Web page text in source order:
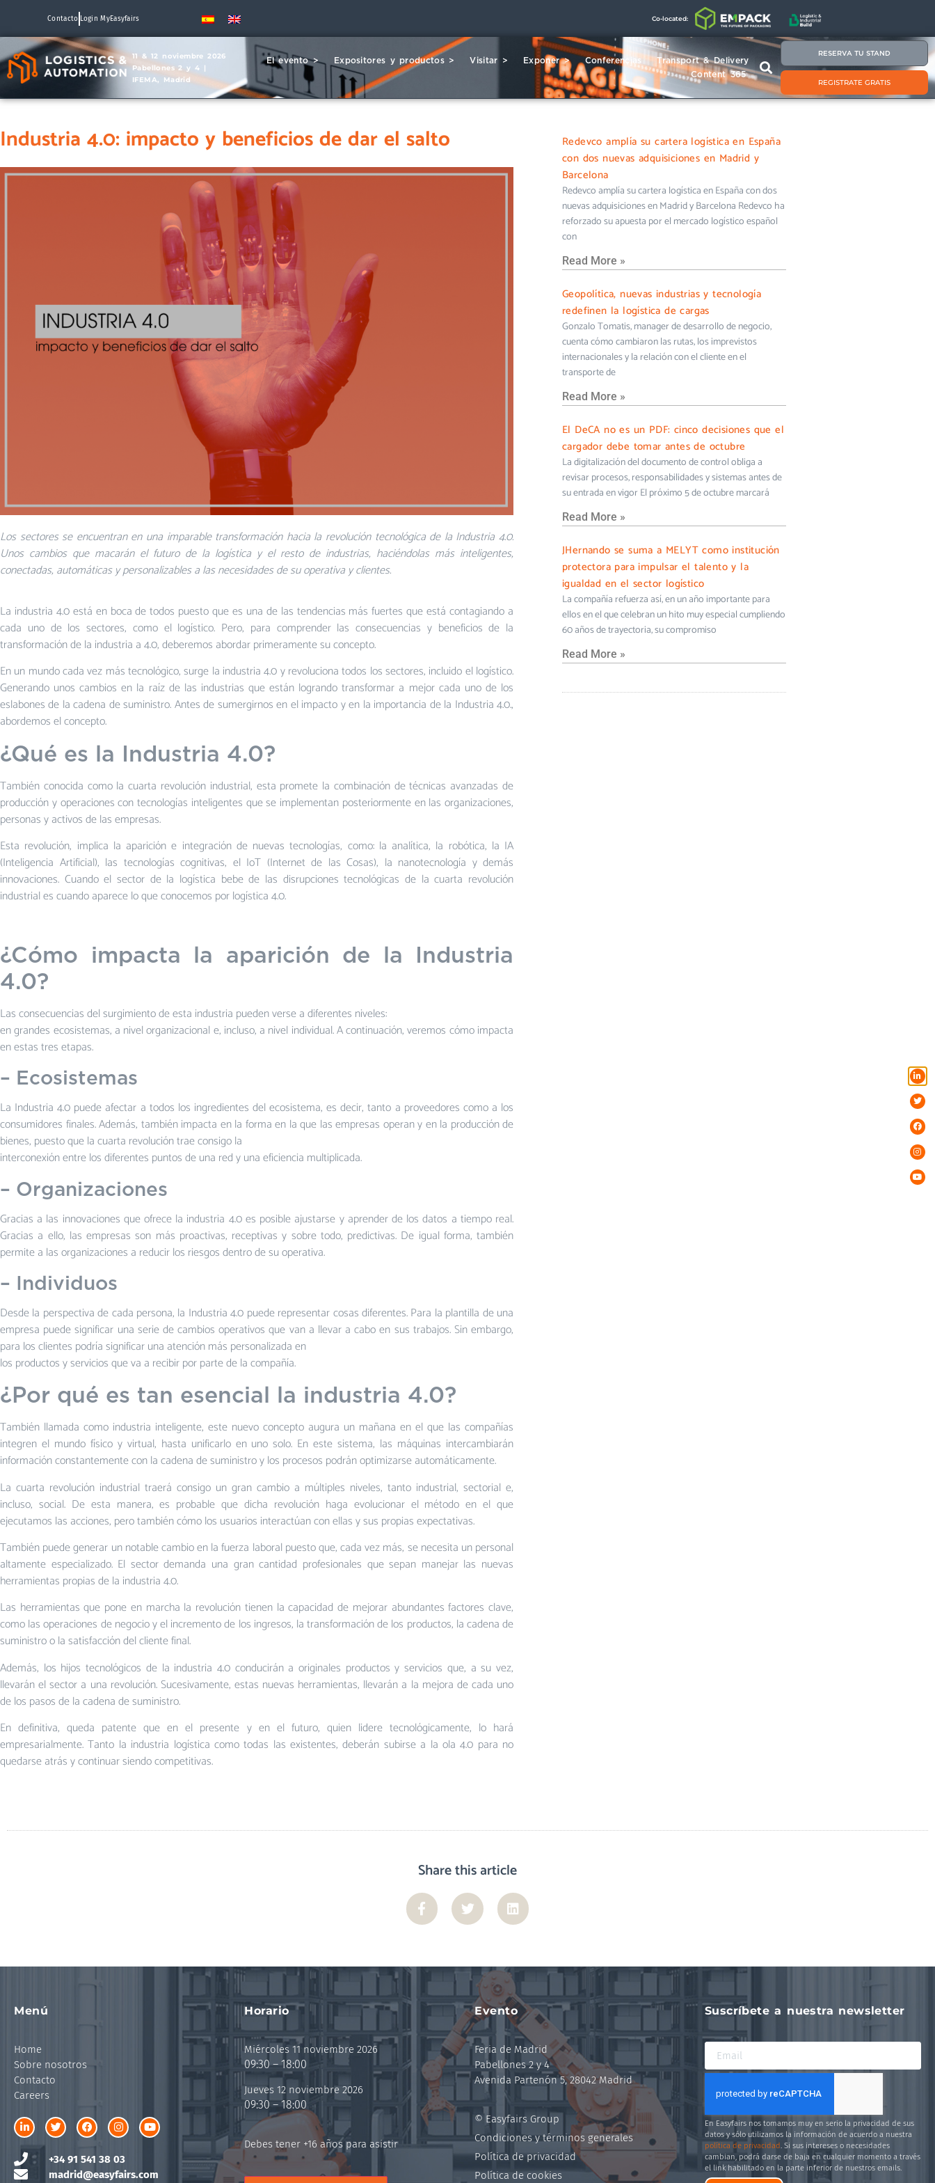
Contacto Login MyEasyfairs Co-located:
11 & 12 noviembre 2026
Pabellones 2 y 4 |
IFEMA, Madrid
El evento > Expositores y productos > Visitar > Exponer > Conferencias
Transport & Delivery
Content 365
RESERVA TU STAND
REGISTRATE GRATIS
Industria 4.0: impacto y beneficios de dar el salto
Los sectores se encuentran en una imparable transformación hacia la revolución tecnológica de la Industria 4.0.
Unos cambios que macarán el futuro de la logística y el resto de industrias, haciéndolas más inteligentes,
conectadas, automáticas y personalizables a las necesidades de suoperativa y clientes.
La industria 4.0 está en boca de todos puesto que es una de las tendencias más fuertes que está contagiando a
cada uno de los sectores, como el logístico. Pero, para comprender las consecuencias y beneficios de la
transformación de la industria a 4.0, deberemos abordar primeramente su concepto.
En un mundo cada vez más tecnológico, surge la industria 4.0 y revoluciona todos los sectores, incluido el logístico.
Generando unos cambios en la raíz de las industrias que están logrando transformar a mejor cada uno de los
eslabones de la cadena de suministro. Antes de sumergirnos en el impacto y en la importancia de la Industria 4.0.,
abordemos el concepto.
¿Qué es la Industria 4.0?
También conocida como la cuarta revolución industrial, esta promete la combinación de técnicas avanzadas de
producción y operaciones con tecnologías inteligentes que se implementan posteriormente en las organizaciones,
personas y activos de las empresas.
Esta revolución, implica la aparición e integración de nuevas tecnologías, como: la analítica, la robótica, la IA
(Inteligencia Artificial), las tecnologías cognitivas, el IoT (Internet de las Cosas), la nanotecnología y demás
innovaciones. Cuando el sector de la logística bebe de las disrupciones tecnológicas de la cuarta revolución
industrial es cuando aparece lo que conocemos por logística 4.0.
¿Cómo impacta la aparición de la Industria
4.0?
Las consecuencias del surgimiento de esta industria pueden verse a diferentes niveles:
en grandes ecosistemas, a nivel organizacional e, incluso, a nivel individual. A continuación, veremos cómo impacta
en estas tres etapas.
– Ecosistemas
La Industria 4.0 puede afectar a todos los ingredientes del ecosistema, es decir, tanto a proveedores como a los
consumidores finales. Además, también impacta en la forma en la que las empresas operan y en la producción de
bienes, puesto que la cuarta revolución trae consigo la
interconexión entre los diferentes puntos de una red y una eficiencia multiplicada.
– Organizaciones
Gracias a las innovaciones que ofrece la industria 4.0 es posible ajustarse y aprender de los datos a tiempo real.
Gracias a ello, las empresas son más proactivas, receptivas y sobre todo, predictivas. De igual forma, también
permite a las organizaciones a reducir los riesgos dentro de su operativa.
– Individuos
Desde la perspectiva de cada persona, la Industria 4.0 puede representar cosas diferentes. Para la plantilla de una
empresa puede significar una serie de cambios operativos que van a llevar a cabo en sus trabajos. Sin embargo,
para los clientes podría significar una atención más personalizada en
los productos y servicios que va a recibir por parte de la compañía.
¿Por qué es tan esencial la industria 4.0?
También llamada como industria inteligente, este nuevo concepto augura un mañana en el que las compañías
integren el mundo físico y virtual, hasta unificarlo en uno solo. En este sistema, las máquinas intercambiarán
información constantemente con la cadena de suministro y los procesos podrán optimizarse automáticamente.
La cuarta revolución industrial traerá consigo un gran cambio a múltiples niveles, tanto industrial, sectorial e,
incluso, social. De esta manera, es probable que dicha revolución haga evolucionar el método en el que
ejecutamos las acciones, pero también cómo los usuarios interactúan con ellas y sus propias expectativas.
También puede generar un notable cambio en la fuerza laboral puesto que, cada vez más, se necesita un personal
altamente especializado. El sector demanda una gran cantidad profesionales que sepan manejar las nuevas
herramientas propias de la industria 4.0.
Las herramientas que pone en marcha la revolución tienen la capacidad de mejorar abundantes factores clave,
como las operaciones de negocio y el incremento de los ingresos, la transformación de los productos, la cadena de
suministro o la satisfacción del cliente final.
Además, los hijos tecnológicos de la industria 4.0 conducirán a originales productos y servicios que, a su vez,
llevarán el sector a una revolución. Sucesivamente, estas nuevas herramientas, llevarán a la mejora de cada uno
de los pasos de la cadena de suministro.
En definitiva, queda patente que en el presente y en el futuro, quien lidere tecnológicamente, lo hará
empresarialmente. Tanto la industria logística como todas las existentes, deberán subirse a la ola 4.0 para no
quedarse atrás y continuar siendo competitivas.
Redevco amplía su cartera logística en España
con dos nuevas adquisiciones en Madrid y
Barcelona
Redevco amplía su cartera logística en España con dos
nuevas adquisiciones en Madrid y Barcelona Redevco ha
reforzado su apuesta por el mercado logístico español
con
Read More »
Geopolítica, nuevas industrias y tecnología
redefinen la logística de cargas
Gonzalo Tomatis, manager de desarrollo de negocio,
cuenta cómo cambiaron las rutas, los imprevistos
internacionales y la relación con el cliente en el
transporte de
Read More »
El DeCA no es un PDF: cinco decisiones que el
cargador debe tomar antes de octubre
La digitalización del documento de control obliga a
revisar procesos, responsabilidades y sistemas antes de
su entrada en vigor El próximo 5 de octubre marcará
Read More »
JHernando se suma a MELYT como institución
protectora para impulsar el talento y la
igualdad en el sector logístico
La compañía refuerza así, en un año importante para
ellos en el que celebran un hito muy especial cumpliendo
60 años de trayectoria, su compromiso
Read More »
Share this article
Menú
Home
Sobre nosotros
Contacto
Careers
+34 91 541 38 03
madrid@easyfairs.com
Horario
Miércoles 11 noviembre 2026
09:30 – 18:00
Jueves 12 noviembre 2026
09:30 – 18:00
Debes tener +16 años para asistir
Evento
Feria de Madrid
Pabellones 2 y 4
Avenida Partenón 5, 28042 Madrid
© Easyfairs Group
Condiciones y términos generales
Política de privacidad
Política de cookies
Suscríbete a nuestra newsletter
En Easyfairs nos tomamos muy en serio la privacidad de sus
datos y sólo utilizamos la información de acuerdo a nuestra
política de privacidad. Si sus intereses o necesidades
cambian, podrá darse de baja en cualquier momento a través
el link habilitado en la parte inferior de nuestros emails.